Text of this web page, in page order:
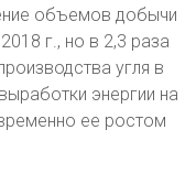
объемов добычи
г., но в 2,3 раза
угля в
энергии на
ее ростом